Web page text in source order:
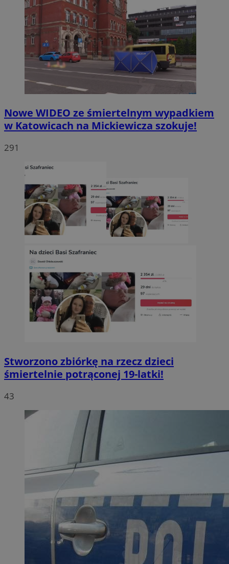
Nowe WIDEO ze śmiertelnym wypadkiem
w Katowicach na Mickiewicza szokuje!
291
Stworzono zbiórkę na rzecz dzieci
śmiertelnie potrąconej 19-latki!
43